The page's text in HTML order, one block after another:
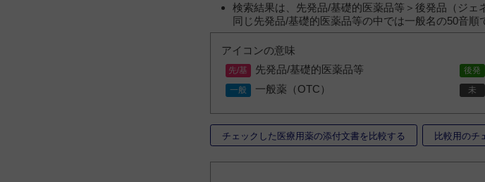
検索結果は、先発品/基礎的医薬品等＞後発品（ジェ
同じ先発品/基礎的医薬品等の中では一般名の50音順
アイコンの意味
先発品/基礎的医薬品等
一般薬（OTC）
チェックした医療用薬の添付文書を比較する 比較用のチ